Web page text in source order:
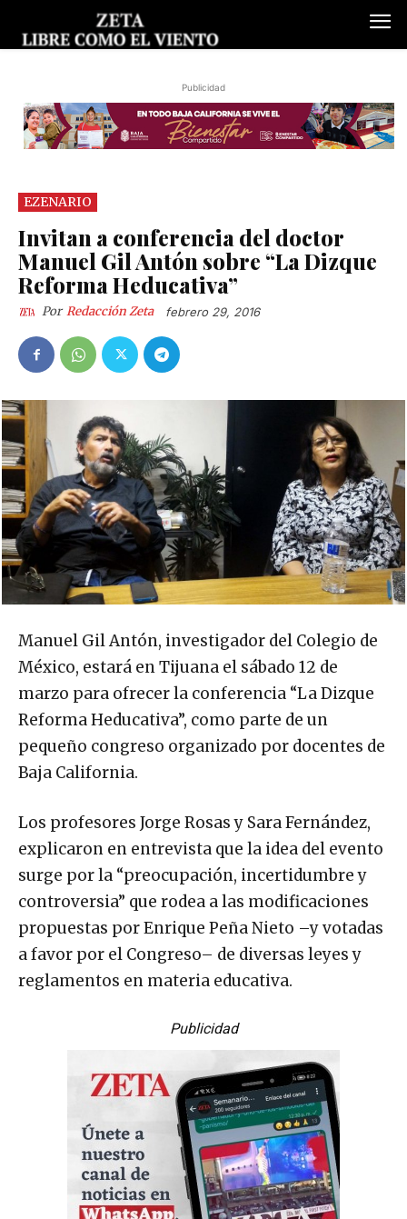
Publicidad
EZENARIO
Invitan a conferencia del doctor
Manuel Gil Antón sobre “La Dizque
Reforma Heducativa”
Redacción Zeta
Manuel Gil Antón, investigador del Colegio de
México, estará en Tijuana el sábado 12 de
marzo para ofrecer la conferencia “La Dizque
Reforma Heducativa”, como parte de un
pequeño congreso organizado por docentes de
Baja California.
Los profesores Jorge Rosas y Sara Fernández,
explicaron en entrevista que la idea del evento
surge por la “preocupación, incertidumbre y
controversia” que rodea a las modificaciones
propuestas por Enrique Peña Nieto –y votadas
a favor por el Congreso– de diversas leyes y
reglamentos en materia educativa.
Publicidad